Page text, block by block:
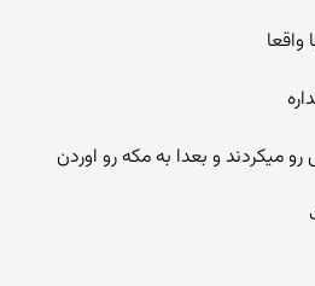
واقعا
میکردند و بعدا به مکه رو اوردن